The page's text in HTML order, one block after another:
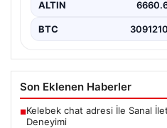
ALTIN
BTC 3091210
Son Eklenen Haberler
■Kelebek chat adresi İle Sanal
Deneyimi